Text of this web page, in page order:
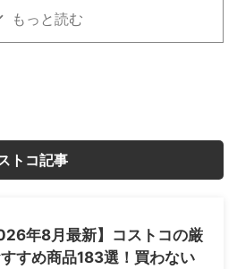
もっと読む
トコ記事
年8月最新】コストコの厳
すめ商品183選！買わない